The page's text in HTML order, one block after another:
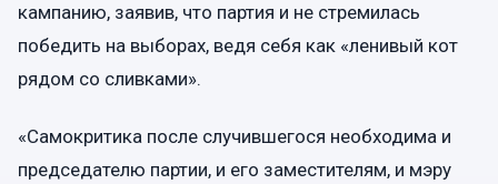
кампанию, заявив, что партия и не стремилась
победить на выборах, ведя себя как «ленивый кот
рядом со сливками».
«Самокритика после случившегося необходима и
председателю партии, и его заместителям, и мэру